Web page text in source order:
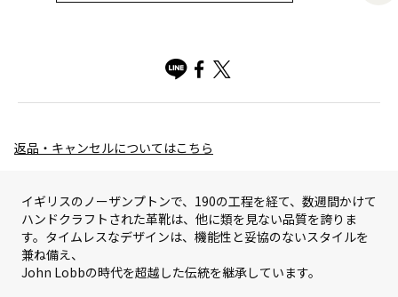
返品・キャンセルについてはこちら
イギリスのノーザンプトンで、190の工程を経て、数週間かけて
ハンドクラフトされた革靴は、他に類を見ない品質を誇りま
す。タイムレスなデザインは、機能性と妥協のないスタイルを
兼ね備え、
John Lobbの時代を超越した伝統を継承しています。